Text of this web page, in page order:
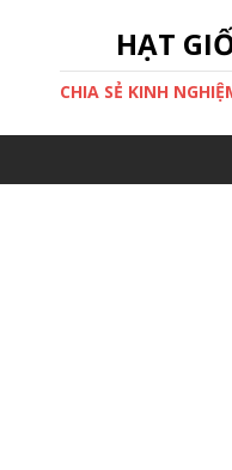
HẠT
CHIA SẺ KINH